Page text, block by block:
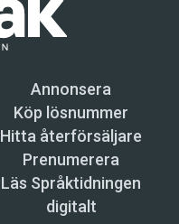
Annonsera
Köp lösnummer
Hitta återförsäljare
Prenumerera
Läs Språktidningen
digitalt